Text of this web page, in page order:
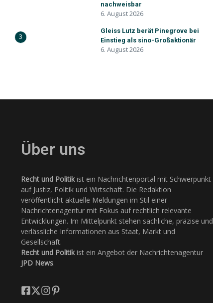
nachweisbar
6. August 2026
3
Gleiss Lutz berät Pinegrove bei
Einstieg als sino-Großaktionär
6. August 2026
Über uns
Recht und Politikist ein Nachrichtenportal mit Schwerpunkt
auf Justiz, Politik und Wirtschaft. Die Redaktion
veröffentlicht aktuelle Meldungen im Stil einer
Nachrichtenagentur mit Fokus auf rechtlich relevante
Entwicklungen. Im Mittelpunkt stehen sachliche, präzise und
verlässliche Informationen aus Staat, Markt und
Gesellschaft.
Recht und Politikist ein Angebot der Nachrichtenagentur
JPD News.